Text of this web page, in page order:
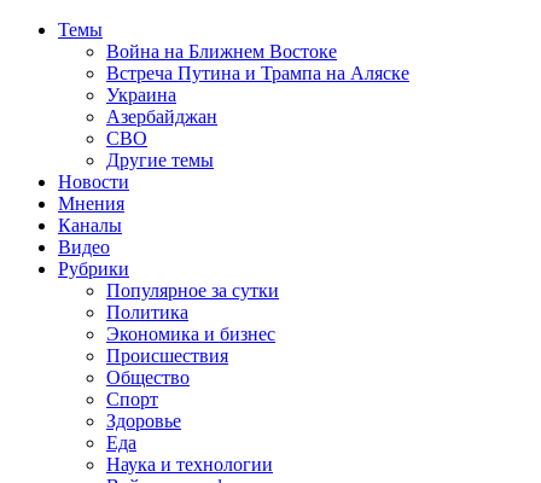
Темы
Война на Ближнем Востоке
Встреча Путина и Трампа на Аляске
Украина
Азербайджан
СВО
Другие темы
Новости
Мнения
Каналы
Видео
Рубрики
Популярное за сутки
Политика
Экономика и бизнес
Происшествия
Общество
Спорт
Здоровье
Еда
Наука и технологии